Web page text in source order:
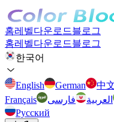
홈레벨다운로드블로그
홈레벨다운로드블로그
한국어
English German 中
Français
العربية فارسی
Русский